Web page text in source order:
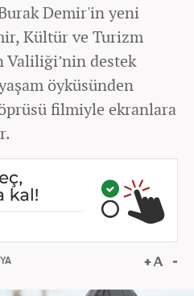
Demir'in yeni
Kültür ve Turizm
Valiliği’nin destek
öyküsünden
filmiyle ekranlara